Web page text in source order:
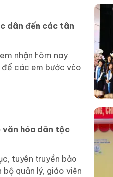
dân đến các tân
nhận hôm nay
các em bước vào
văn hóa dân tộc
tuyên truyền bảo
bộ quản lý, giáo viên